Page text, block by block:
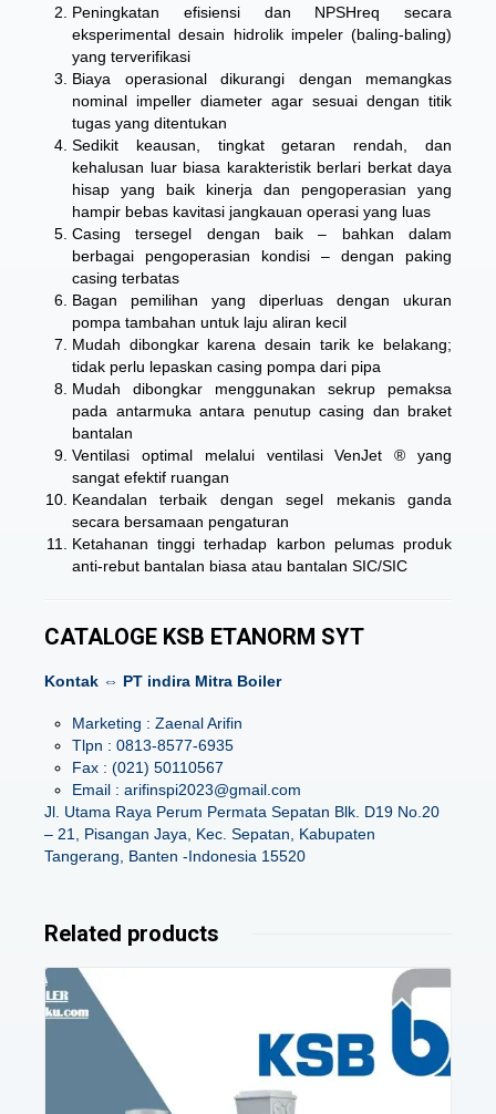
Peningkatan efisiensi dan NPSHreq secara
eksperimental desain hidrolik impeler (baling-baling)
yang terverifikasi
Biaya operasional dikurangi dengan memangkas
nominal impeller diameter agar sesuai dengan titik
tugas yang ditentukan
Sedikit keausan, tingkat getaran rendah, dan
kehalusan luar biasa karakteristik berlari berkat daya
hisap yang baik kinerja dan pengoperasian yang
hampir bebas kavitasi jangkauan operasi yang luas
Casing tersegel dengan baik – bahkan dalam
berbagai pengoperasian kondisi – dengan paking
casing terbatas
Bagan pemilihan yang diperluas dengan ukuran
pompa tambahan untuk laju aliran kecil
Mudah dibongkar karena desain tarik ke belakang;
tidak perlu lepaskan casing pompa dari pipa
Mudah dibongkar menggunakan sekrup pemaksa
pada antarmuka antara penutup casing dan braket
bantalan
Ventilasi optimal melalui ventilasi VenJet ® yang
sangat efektif ruangan
Keandalan terbaik dengan segel mekanis ganda
secara bersamaan pengaturan
Ketahanan tinggi terhadap karbon pelumas produk
anti-rebut bantalan biasa atau bantalan SIC/SIC
CATALOGE KSB ETANORM SYT
Kontak ⇔ PT indira Mitra Boiler
Marketing : Zaenal Arifin
Tlpn : 0813-8577-6935
Fax : (021) 50110567
Email : arifinspi2023@gmail.com
Jl. Utama Raya Perum Permata Sepatan Blk. D19 No.20
– 21, Pisangan Jaya, Kec. Sepatan, Kabupaten
Tangerang, Banten -Indonesia 15520
Related products
Details